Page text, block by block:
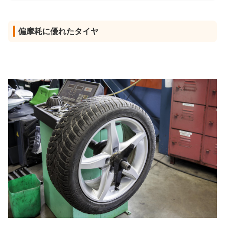
偏摩耗に優れたタイヤ